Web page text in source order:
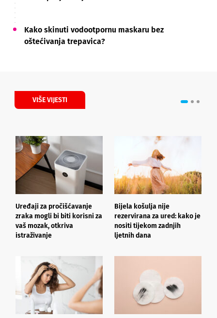
Kako skinuti vodootpornu maskaru bez
oštećivanja trepavica?
VIŠE VIJESTI
Uređaji za pročišćavanje
zraka mogli bi biti korisni za
vaš mozak, otkriva
istraživanje
Bijela košulja nije
rezervirana za ured: kako je
nositi tijekom zadnjih
ljetnih dana